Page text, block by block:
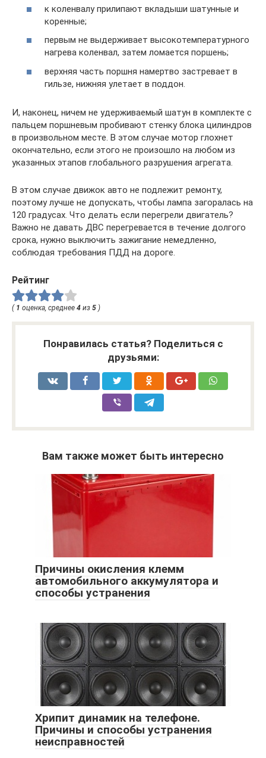
к коленвалу прилипают вкладыши шатунные и
коренные;
первым не выдерживает высокотемпературного
нагрева коленвал, затем ломается поршень;
верхняя часть поршня намертво застревает в
гильзе, нижняя улетает в поддон.
И, наконец, ничем не удерживаемый шатун в комплекте с
пальцем поршневым пробивают стенку блока цилиндров
в произвольном месте. В этом случае мотор глохнет
окончательно, если этого не произошло на любом из
указанных этапов глобального разрушения агрегата.
В этом случае движок авто не подлежит ремонту,
поэтому лучше не допускать, чтобы лампа загоралась на
120 градусах. Что делать если перегрели двигатель?
Важно не давать ДВС перегревается в течение долгого
срока, нужно выключить зажигание немедленно,
соблюдая требования ПДД на дороге.
Рейтинг
( 1 оценка, среднее 4 из 5 )
Понравилась статья? Поделиться с
друзьями:
Вам также может быть интересно
Причины окисления клемм
автомобильного аккумулятора и
способы устранения
Хрипит динамик на телефоне.
Причины и способы устранения
неисправностей